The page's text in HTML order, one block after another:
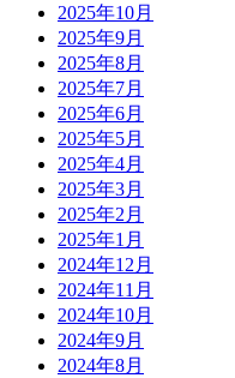
2025年10月
2025年9月
2025年8月
2025年7月
2025年6月
2025年5月
2025年4月
2025年3月
2025年2月
2025年1月
2024年12月
2024年11月
2024年10月
2024年9月
2024年8月